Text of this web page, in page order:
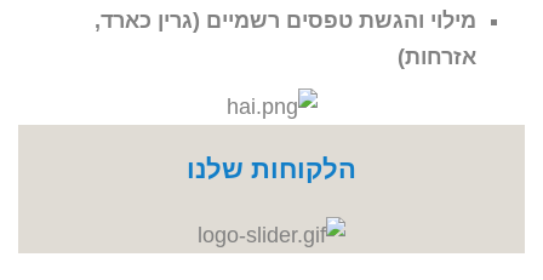
מילוי והגשת טפסים רשמיים (גרין כארד,
אזרחות)
הלקוחות שלנו